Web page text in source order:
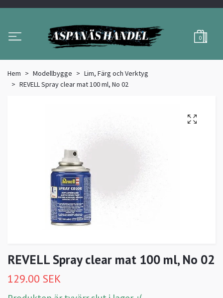
0
Hem Modellbygge
Lim, Färg och Verktyg
REVELL Spray clear mat 100 ml, No 02
REVELL Spray clear mat 100 ml, No 02
129.00 SEK